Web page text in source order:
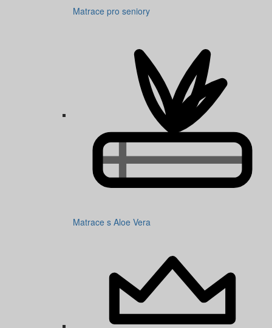
Matrace pro seniory
Matrace s Aloe Vera